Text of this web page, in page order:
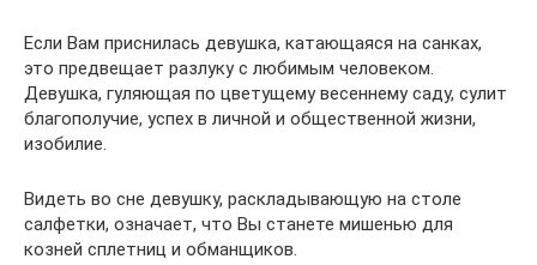
Если Вам приснилась девушка, катающаяся на санках,
это предвещает разлуку с любимым человеком.
Девушка, гуляющая по цветущему весеннему саду, сулит
благополучие, успех в личной и общественной жизни,
изобилие.
Видеть во сне девушку, раскладывающую на столе
салфетки, означает, что Вы станете мишенью для
козней сплетниц и обманщиков.